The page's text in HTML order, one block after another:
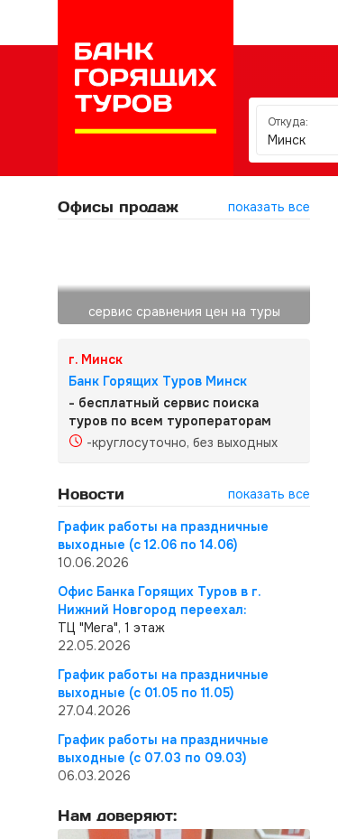
Откуда:
Минск
Офисы продаж показать все
сервис сравнения цен на туры
г. Минск
Банк Горящих Туров Минск
- бесплатный сервис поиска
туров по всем туроператорам
-круглосуточно, без выходных
Новости
показать все
График работы на праздничные
выходные (с 12.06 по 14.06)
10.06.2026
Офис Банка Горящих Туров в г.
Нижний Новгород переехал:
ТЦ "Мега", 1 этаж
22.05.2026
График работы на праздничные
выходные (с 01.05 по 11.05)
27.04.2026
График работы на праздничные
выходные (с 07.03 по 09.03)
06.03.2026
Нам доверяют: